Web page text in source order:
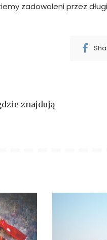
zadowoleni przez
znajdują